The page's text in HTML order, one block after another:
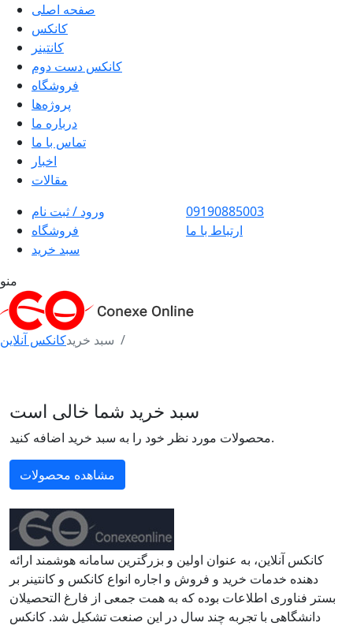
صفحه اصلی
کانکس
کانتینر
کانکس دست دوم
فروشگاه
پروژه‌ها
درباره ما
تماس با ما
اخبار
مقالات
ورود / ثبت نام
فروشگاه
سبد خرید
09190885003
ارتباط با ما
منو
کانکس آنلاینسبد خرید
سبد خرید شما خالی است
محصولات مورد نظر خود را به سبد خرید اضافه کنید.
مشاهده محصولات
کانکس آنلاین، به عنوان اولین و بزرگترین سامانه هوشمند ارائه
دهنده خدمات خرید و فروش و اجاره انواع کانکس و کانتینر بر
بستر فناوری اطلاعات بوده که به همت جمعی از فارغ التحصیلان
دانشگاهی با تجربه چند سال در این صنعت تشکیل شد. کانکس